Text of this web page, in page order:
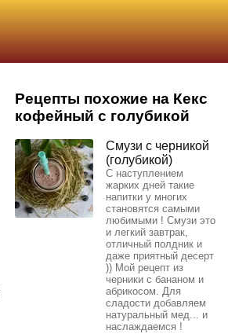
Рецепты похожие на Кекс
кофейный с голубикой
Смузи с черникой
(голубикой)
С наступлением
жарких дней такие
напитки у многих
становятся самыми
любимыми ! Смузи это
и легкий завтрак,
отличный полдник и
даже приятный десерт
)) Мой рецепт из
черники с бананом и
абрикосом. Для
сладости добавляем
натуральный мед... и
наслаждаемся !